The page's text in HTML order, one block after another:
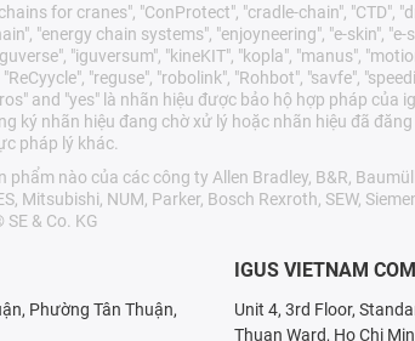
for cranes", "ConProtect", "cradle-chain", "CTD",
"energy chain systems", "enjoyneering", "e-skin",
"iguversum", "kineKIT", "kopla", "manus",
"reguse", "robolink", "Rohbot", "savfe",
and "yes" là nhãn hiệu được bảo hộ hợp pháp
ký nhãn hiệu đang chờ xử lý hoặc nhãn hiệu đã
pháp lý khác.
nào của các công ty Allen Bradley, B&R,
Mitsubishi, NUM, Parker, Bosch Rexroth, SEW,
& Co. KG
Phường Tân Thuận,
IGUS VIETNAM
Unit 4, 3rd Floor,
Thuan Ward, Ho Chi